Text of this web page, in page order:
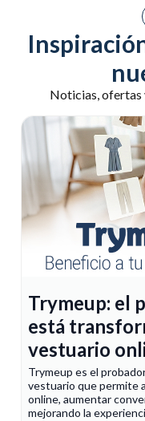
Noticias, ofertas
Trymeup: el
está
vestuario
Trymeup es el
vestuario que permite
online, aumentar
mejorando la